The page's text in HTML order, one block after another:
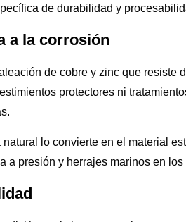
de durabilidad y
a la corrosión
de cobre y zinc que resiste
protectores ni
natural lo convierte en el material
a presión y herrajes marinos en